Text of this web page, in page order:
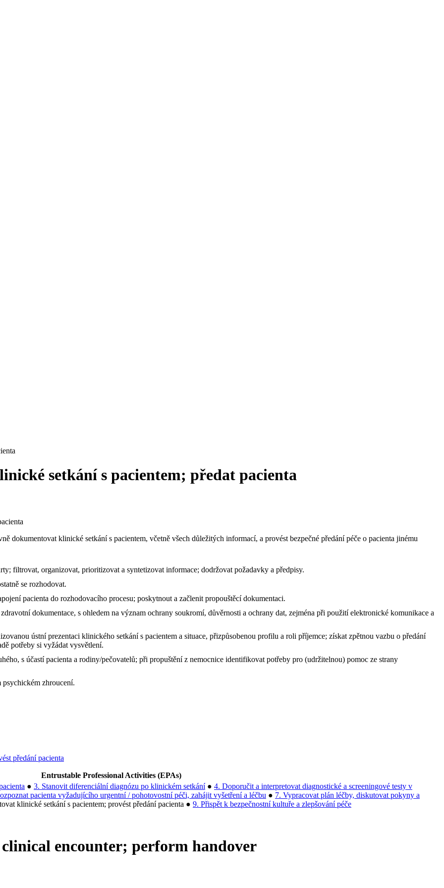
setkání s pacientem; předat pacienta
dokumentovat klinické setkání s pacientem, včetně všech důležitých informací, a provést bezpečné předání péče o pacienta jinému
filtrovat, organizovat, prioritizovat a syntetizovat informace; dodržovat požadavky a předpisy.
se rozhodovat.
pacienta do rozhodovacího procesu; poskytnout a začlenit propouštěcí dokumentaci.
dokumentace, s ohledem na význam ochrany soukromí, důvěrnosti a ochrany dat, zejména při použití elektronické komunikace a
ústní prezentaci klinického setkání s pacientem a situace, přizpůsobenou profilu a roli příjemce; získat zpětnou vazbu o předání
potřeby si vyžádat vysvětlení.
s účastí pacienta a rodiny/pečovatelů; při propuštění z nemocnice identifikovat potřeby pro (udržitelnou) pomoc ze strany
zhroucení.
předání pacienta
Entrustable Professional Activities (EPAs)
● 3. Stanovit diferenciální diagnózu po klinickém setkání● 4. Doporučit a interpretovat diagnostické a screeningové testy v
pacienta vyžadujícího urgentní / pohotovostní péči, zahájit vyšetření a léčbu ● 7. Vypracovat plán léčby, diskutovat pokyny a
klinické setkání s pacientem; provést předání pacienta ● 9. Přispět k bezpečnostní kultuře a zlepšování péče
encounter; perform handover